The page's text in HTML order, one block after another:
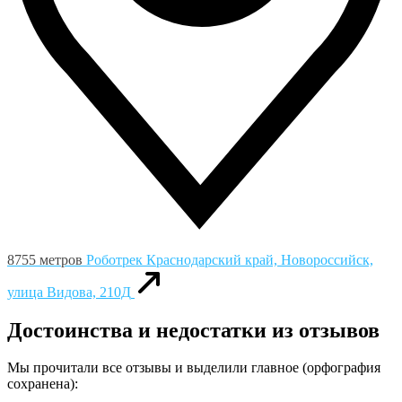
8755 метров Роботрек Краснодарский край, Новороссийск,
улица Видова, 210Д
Достоинства и недостатки из отзывов
Мы прочитали все отзывы и выделили главное (орфография
сохранена):